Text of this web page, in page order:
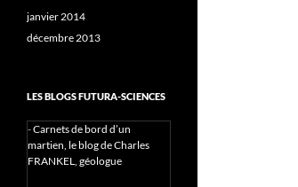
janvier 2014
décembre 2013
LES BLOGS FUTURA-SCIENCES
-Carnets de bord d’un
martien, le blog de Charles
FRANKEL, géologue